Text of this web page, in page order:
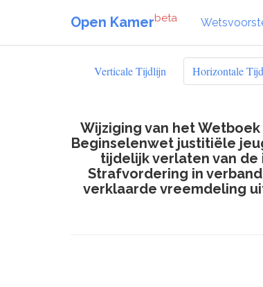
Open Kamerbeta
Verticale Tijdlijn Horizontale
Wijziging van het
Beginselenwet justitiële
tijdelijk verlaten van
Strafvordering in
verklaarde vreemdeling